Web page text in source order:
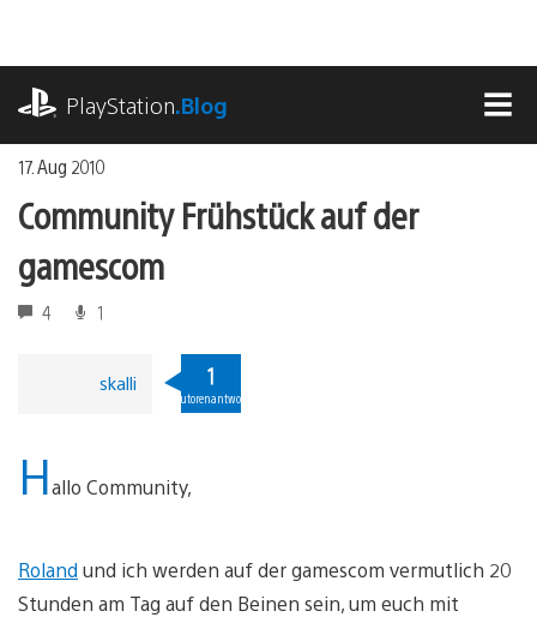
springen
PlayStation.Blog
17. Aug 2010
Community Frühstück auf der
gamescom
4 1
skalli 1
Autorenantwort
Hallo Community,
Roland und ich werden auf der gamescom vermutlich 20
Stunden am Tag auf den Beinen sein, um euch mit